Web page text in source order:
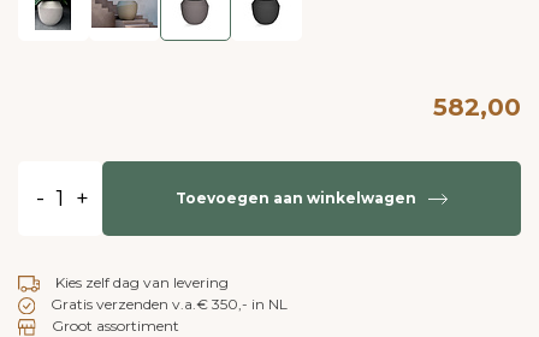
582,00
- + Toevoegen aan winkelwagen
Kies zelf dag van levering
Gratis verzenden v.a.€ 350,- in NL
Groot assortiment